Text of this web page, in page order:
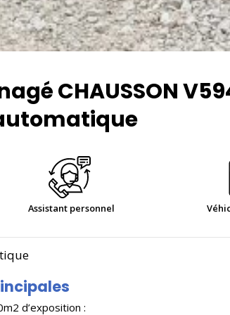
CHAUSSON
Assistant personnel
d’exposition :